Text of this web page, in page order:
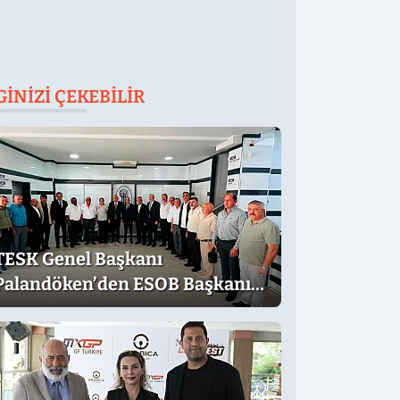
ÇEKEBILIR
Genel Başkanı
ESOB Başkanı
Hayırlı Olsun Ziyareti